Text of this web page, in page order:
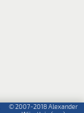
© 2007-2018 Alexander